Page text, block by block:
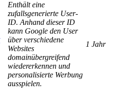
Enthält eine
zufallsgenerierte User-
ID. Anhand dieser ID
kann Google den User
über verschiedene
Websites
domainübergreifend
wiedererkennen und
personalisierte Werbung
ausspielen.
1 Jahr